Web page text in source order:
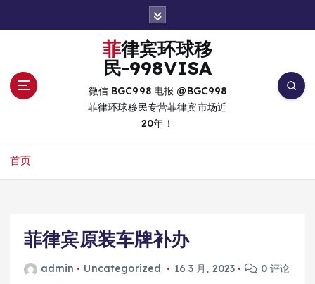
菲律宾环球移
民-998VISA
微信 BGC998 电报 @BGC998
菲律环球移民专营菲律宾市场近
20年！
首页
菲律宾原装车牌补办
admin Uncategorized 16 3 月, 2023 0 评论